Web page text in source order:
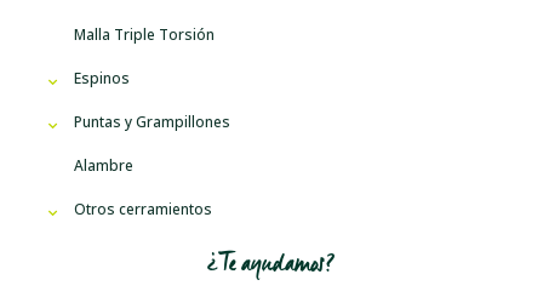
Malla Triple Torsión
Espinos
Puntas y Grampillones
Alambre
Otros cerramientos
¿Te ayudamos?